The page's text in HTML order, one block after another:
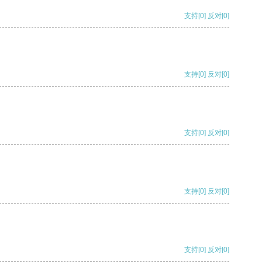
支持[0] 反对[0]
支持[0] 反对[0]
支持[0] 反对[0]
支持[0] 反对[0]
支持[0] 反对[0]